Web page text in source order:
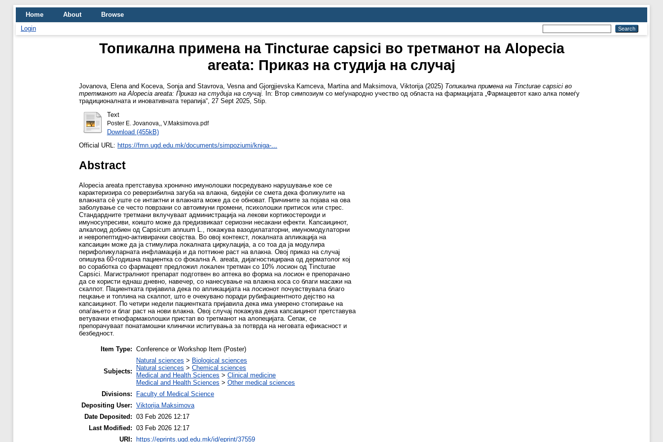
Home About
Browse
Login
Топикална примена на Tincturae capsici во третманот на Alopecia
areata: Приказ на студија на случај
Jovanova, Elena and Koceva, Sonja and Stavrova, Vesna and Gjorgjievska Kamceva, Martina and Maksimova, Viktorija (2025) Топикална примена на Tincturae capsici во
третманот на Alopecia areata: Приказ на студија на случај.
In: Втор симпозиум со меѓународно учество од областа на фармацијата „Фармацевтот како алка помеѓу
традиционалната и иновативната терапија“, 27 Sept 2025, Stip.
Text
Poster E. Jovanova,, V.Maksimova.pdf
Download (455kB)
Official URL: https://fmn.ugd.edu.mk/documents/simpoziumi/kniga-...
Abstract
Alopecia areata претставува хронично имунолошки посредувано нарушување кое се
карактеризира со реверзибилна загуба на влакна, бидејќи се смета дека фоликулите на
влакната сѐ уште се интактни и влакната може да се обноват. Причините за појава на ова
заболување се често поврзани со автоимуни промени, психолошки притисок или стрес.
Стандардните третмани вклучуваат администрација на лекови кортикостероиди и
имуносупресиви, коишто може да предизвикаат сериозни несакани ефекти. Капсаицинот,
алкалоид добиен од Capsicum annuum L., покажува вазодилататорни, имуномодулаторни
и невропептидно-активирачки својства. Во овој контекст, локалната апликација на
капсаицин може да ја стимулира локалната циркулација, а со тоа да ја модулира
перифоликуларната инфламација и да поттикне раст на влакна. Овој приказ на случај
опишува 60-годишна пациентка со фокална A. areata, дијагностицирана од дерматолог кој
во соработка со фармацевт предложил локален третман со 10% лосион од Tincturaе
Capsici. Магистралниот препарат подготвен во аптека во форма на лосион е препорачано
да се користи еднаш дневно, навечер, со нанесување на влажна коса со благи масажи на
скалпот. Пациентката пријавила дека по апликацијата на лосионот почувствувала благо
пецкање и топлина на скалпот, што е очекувано поради рубифациентното дејство на
капсаицинот. По четири недели пациентката пријавила дека има умерено стопирање на
опаѓањето и благ раст на нови влакна. Овој случај покажува дека капсаицинот претставува
ветувачки етнофармаколошки пристап во третманот на алопецијата. Сепак, се
препорачуваат понатамошни клинички испитувања за потврда на неговата ефикасност и
безбедност.
Item Type: Conference or Workshop Item (Poster)
Subjects:
Natural sciences > Biological sciences
Natural sciences > Chemical sciences
Medical and Health Sciences > Clinical medicine
Medical and Health Sciences > Other medical sciences
Divisions:
Faculty of Medical Science
Depositing User: Viktorija Maksimova
Date Deposited: 03 Feb 2026 12:17
Last Modified: 03 Feb 2026 12:17
URI:
https://eprints.ugd.edu.mk/id/eprint/37559